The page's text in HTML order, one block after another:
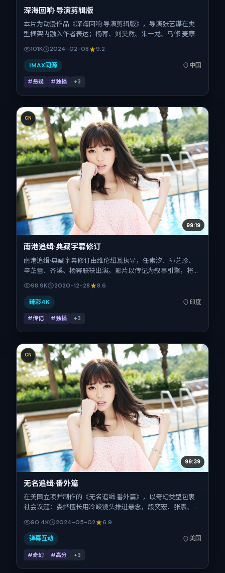
深海回响·导演剪辑版
本片为动漫作品《深海回响·导演剪辑版》，导演张艺谋在类
型框架内融入作者表达；杨幂、刘昊然、朱一龙、马修·麦康
背景为中国大陆。上映时间 2024年2月8日（公映登记日
2024-02-08），全片110分钟，节奏张弛有度。
101K 2024-02-08 9.2
IMAX同源 中国
#悬疑 #独播 +3
CN
99:19
南港追缉·典藏字幕修订
南港追缉·典藏字幕修订由维伦纽瓦执导，任素汐、孙艺珍、
辛芷蕾、齐溪、杨幂联袂出演。影片以传记为叙事引擎，将故
事锚定在印度，借当代中国的现实肌理推进人物抉择与反转。
2020年12月28日于印度首映（贺岁档前后），片长155分
钟，适合喜欢强情节与细腻表演的观众。
98.9K 2020-12-28 8.6
臻彩4K 印度
#传记 #独播 +3
CN
99:39
无名追缉·番外篇
在美国立项并制作的《无名追缉·番外篇》，以奇幻类型包裹
社会议题：娄烨擅长用冷峻镜头推进悬念，段奕宏、张震、齐
05-02；片长135分钟；适合关注现实质感与类型片结构的观
众。
90.4K 2024-05-02 6.9
弹幕互动 美国
#奇幻 #高分 +3